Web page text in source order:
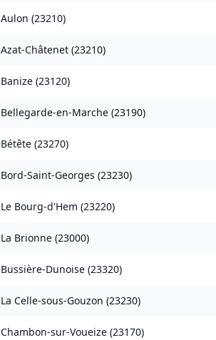
Aulon (23210)
Azat-Châtenet (23210)
Banize (23120)
Bellegarde-en-Marche (23190)
Bétête (23270)
Bord-Saint-Georges (23230)
Le Bourg-d'Hem (23220)
La Brionne (23000)
Bussière-Dunoise (23320)
La Celle-sous-Gouzon (23230)
Chambon-sur-Voueize (23170)